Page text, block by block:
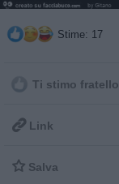
Stime: 17
Ti stimo fratello
 Link
 Salva